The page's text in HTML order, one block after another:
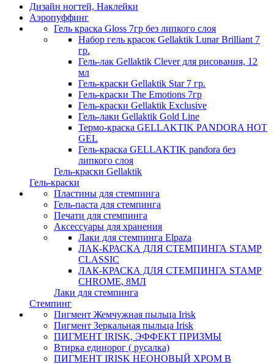
Дизайн ногтей, Наклейки
Аэропуффинг
Гель краска Gloss 7гр без липкого слоя
Набор гель красок Gellaktik Lunar Brilliant 7
гр.
Гель-лак Gellaktik Clever для рисования, 12
мл
Гель-краски Gellaktik Star 7 гр.
Гель-краски The Emotions 7гр
Гель-краски Gellaktik Exclusive
Гель-лаки Gellaktik Gold Line
Термо-краска GELLAKTIK PANDORA HOT
GEL
Гель-краска GELLAKTIK pandora без
липкого слоя
Гель-краски Gellaktik
Гель-краски
Пластины для стемпинга
Гель-паста для стемпинга
Печати для стемпинга
Аксессуары для хранения
Лаки для стемпинга Elpaza
ЛАК-КРАСКА ДЛЯ СТЕМПИНГА STAMP
CLASSIC
ЛАК-КРАСКА ДЛЯ СТЕМПИНГА STAMP
CHROME, 8МЛ
Лаки для стемпинга
Стемпинг
Пигмент Жемчужная пыльца Irisk
Пигмент Зеркальная пыльца Irisk
ПИГМЕНТ IRISK, ЭФФЕКТ ПРИЗМЫ
Втирка единорог ( русалка)
ПИГМЕНТ IRISK НЕОНОВЫЙ ХРОМ В